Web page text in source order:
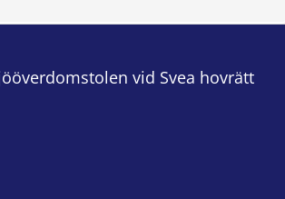
vid Svea hovrätt